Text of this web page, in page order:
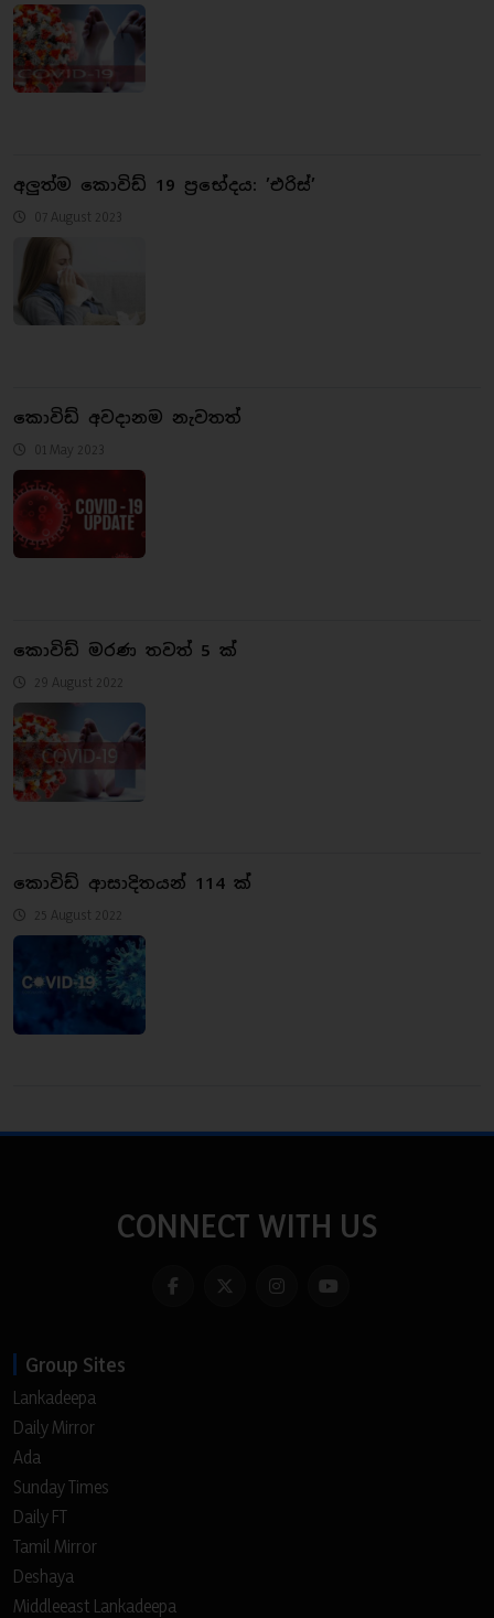
අලුත්ම කොවිඩ් 19 ප්‍රභේදය: ’එරිස්’
07 August 2023
කොවිඩ් අවදානම නැවතත්
01 May 2023
කොවිඩ් මරණ තවත් 5 ක්
29 August 2022
කොවිඩ් ආසාදිතයන් 114 ක්
25 August 2022
CONNECT WITH US
Group Sites
Lankadeepa
Daily Mirror
Ada
Sunday Times
Daily FT
Tamil Mirror
Deshaya
Middleeast Lankadeepa